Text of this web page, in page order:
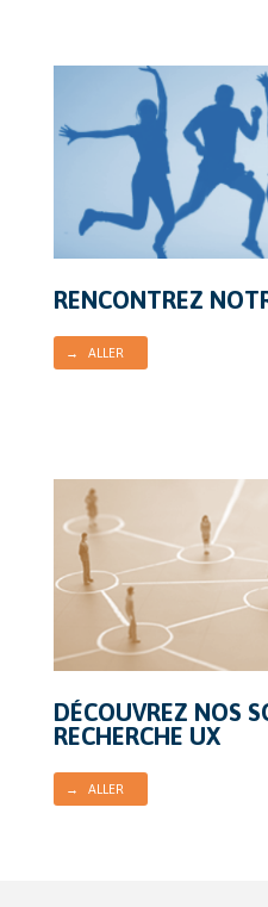
RENCONTREZ
→ ALLER
DÉCOUVREZ NOS
RECHERCHE UX
→ ALLER